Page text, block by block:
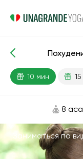
Готовые уроки
10 мин
8
Заниматься по